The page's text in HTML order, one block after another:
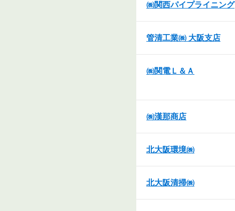
㈱関西パイプライニング
管清工業㈱ 大阪支店
㈱関電Ｌ＆Ａ
㈱漢那商店
北大阪環境㈱
北大阪清掃㈱